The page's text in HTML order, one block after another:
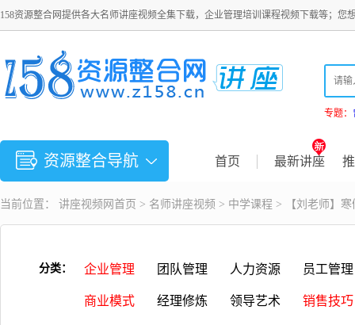
158资源整合网提供各大名师讲座视频全集下载，企业管理培训课程视频下载等；您
专题：
资源整合导航 首页 最新讲座
当前位置： 讲座视频 网首页 > 名师讲座视频 > 中学课程 > 【刘老师】
分类： 企业管理 团队管理 人力资源 员工管理
商业模式 经理修炼 领导艺术 销售技巧